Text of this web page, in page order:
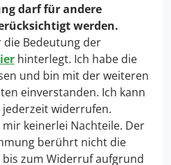
darf für andere
werden.
Bedeutung der
hinterlegt. Ich habe die
und bin mit der weiteren
einverstanden. Ich kann
widerrufen.
keinerlei Nachteile. Der
berührt nicht die
zum Widerruf aufgrund